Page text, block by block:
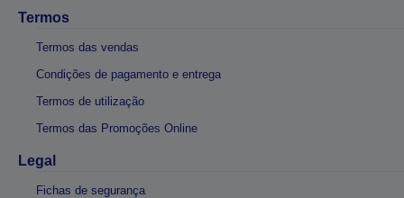
Termos
Termos das vendas
Condições de pagamento e entrega
Termos de utilização
Termos das Promoções Online
Legal
Fichas de segurança